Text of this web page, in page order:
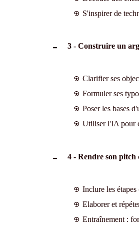
S'inspirer de
3 - Construire un
Clarifier ses
Formuler ses
Poser les bases
Utiliser l'IA pour
4 - Rendre son
Inclure les
Elaborer et
Entraînement :